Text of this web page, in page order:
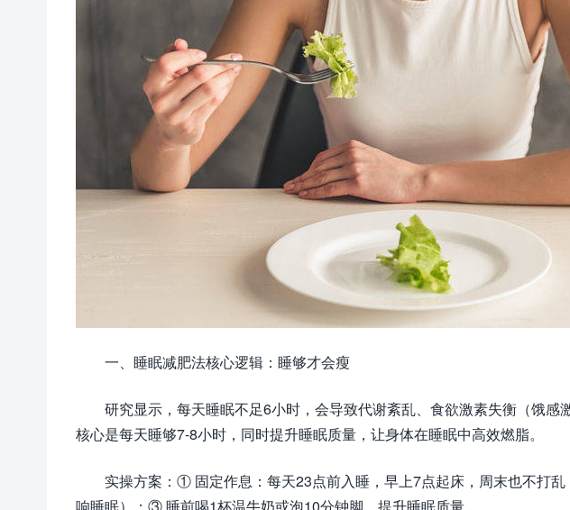
一、睡眠减肥法核心逻辑：睡够才会瘦
研究显示，每天睡眠不足6小时，会导致代谢紊乱、食欲激素失衡（饿感
核心是每天睡够7-8小时，同时提升睡眠质量，让身体在睡眠中高效燃脂。
实操方案：① 固定作息：每天23点前入睡，早上7点起床，周末也不打